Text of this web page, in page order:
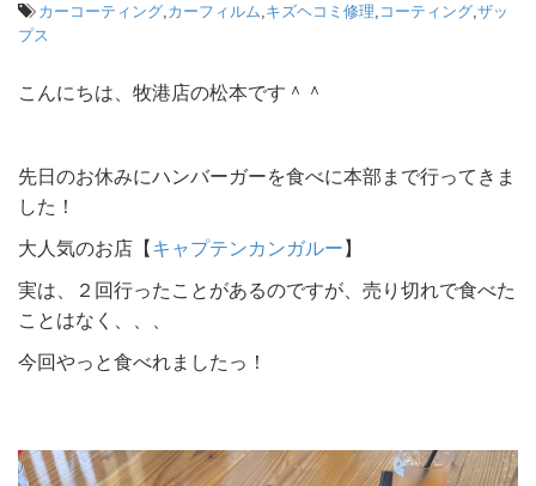
カーコーティング カーフィルム キズヘコミ修理 コーティング ザッ
プス
こんにちは、牧港店の松本です＾＾
先日のお休みにハンバーガーを食べに本部まで行ってきま
した！
大人気のお店【キャプテンカンガルー】
実は、２回行ったことがあるのですが、売り切れで食べた
ことはなく、、、
今回やっと食べれましたっ！